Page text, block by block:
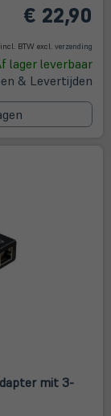
€ 22,90
incl. BTW excl. verzending
lager leverbaar
& Levertijden
mit 3-